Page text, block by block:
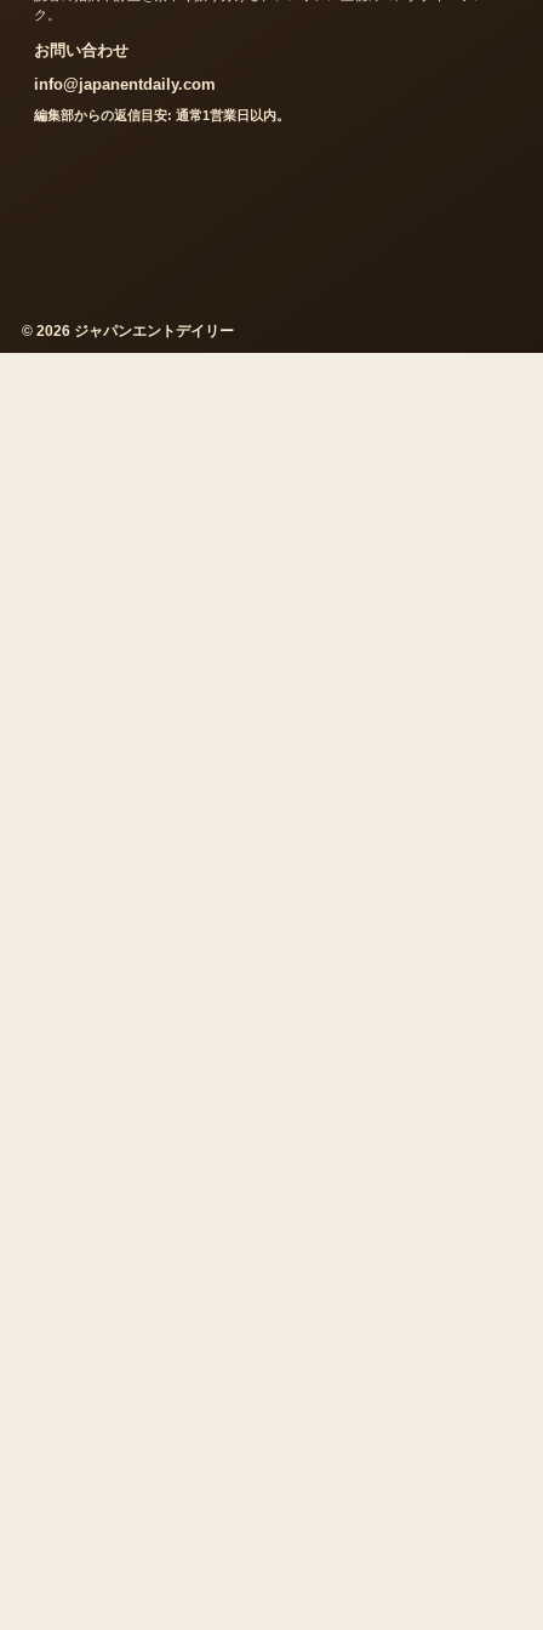
ク。
お問い合わせ
info@japanentdaily.com
編集部からの返信目安: 通常1営業日以内。
© 2026 ジャパンエントデイリー